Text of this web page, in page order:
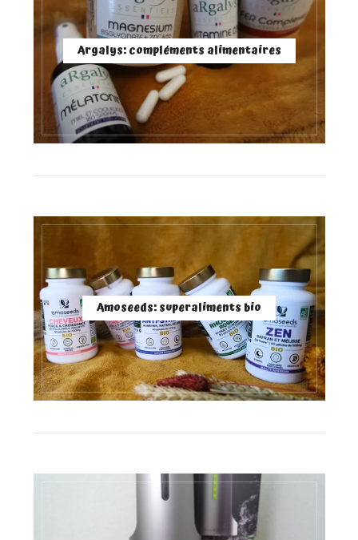
Argalys: compléments alimentaires
Amoseeds: superaliments bio